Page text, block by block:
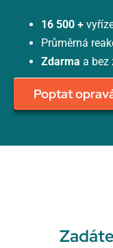
16 500 +
Průměrná
Zdarma a bez
Poptat